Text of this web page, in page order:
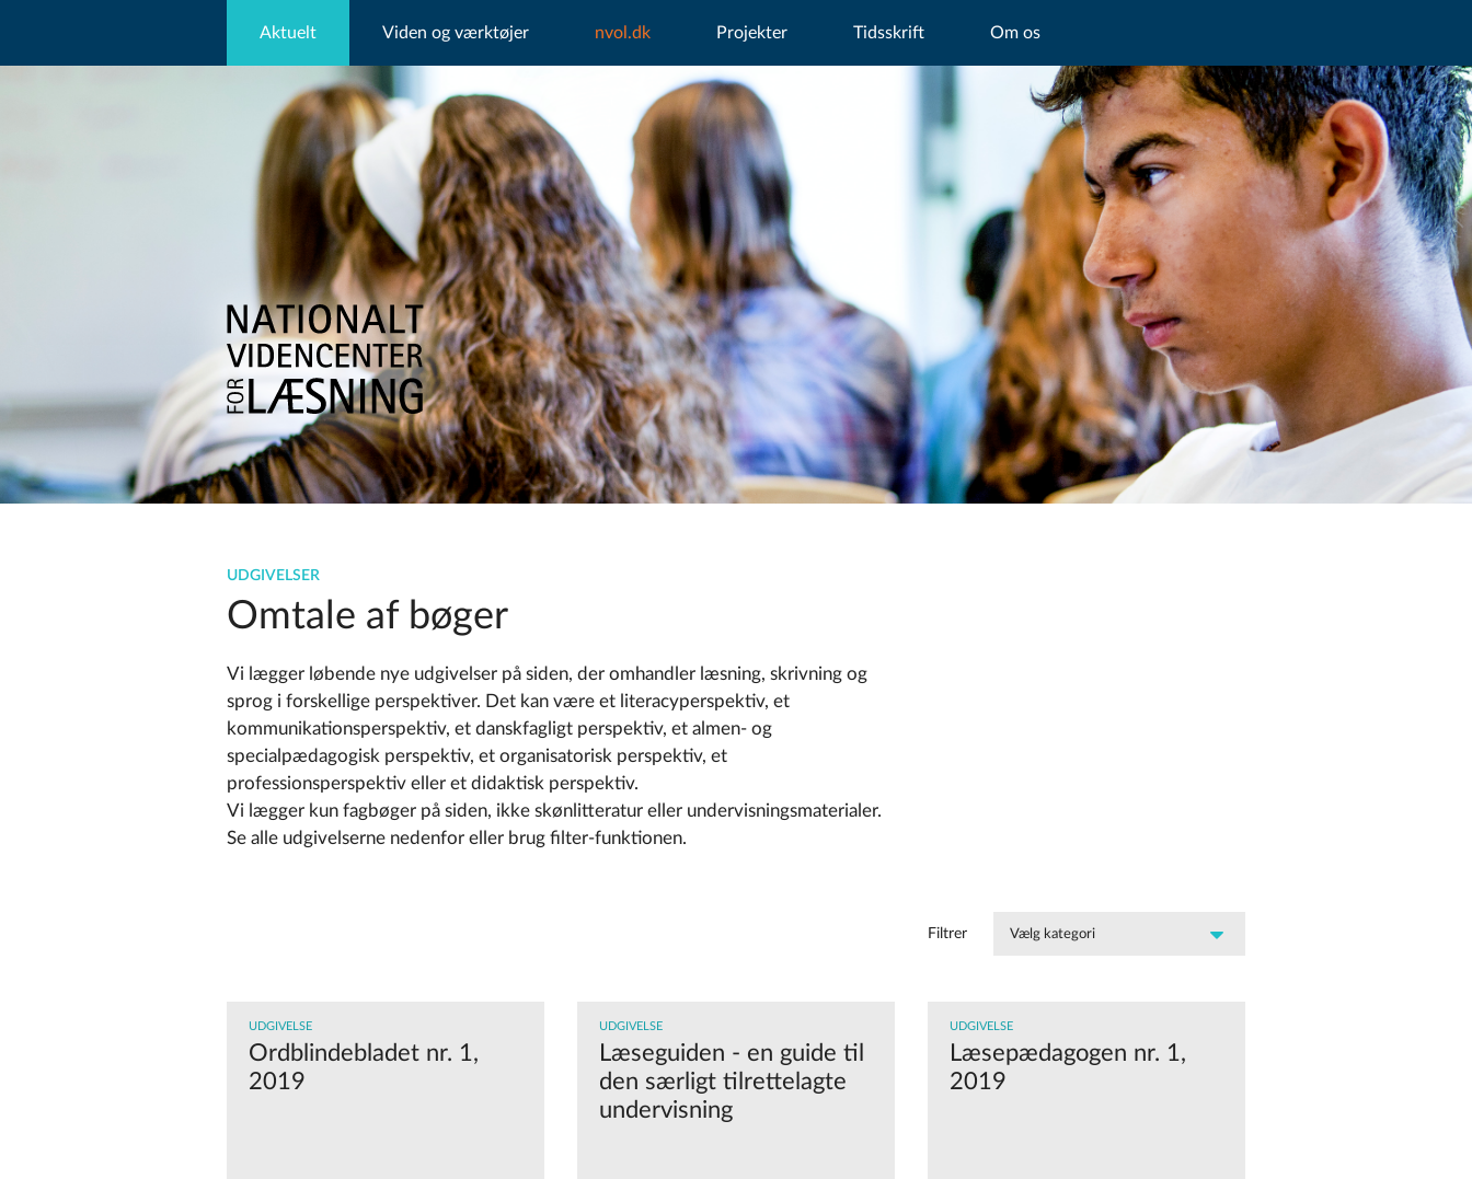
Aktuelt Viden og værktøjer nvol.dk Projekter Tidsskrift Om os
UDGIVELSER
Omtale af bøger
Vi lægger løbende nye udgivelser på siden, der omhandler læsning, skrivning og
sprog i forskellige perspektiver. Det kan være et literacyperspektiv, et
kommunikationsperspektiv, et danskfagligt perspektiv, et almen- og
specialpædagogisk perspektiv, et organisatorisk perspektiv, et
professionsperspektiv eller et didaktisk perspektiv.
Vi lægger kun fagbøger på siden, ikke skønlitteratur eller undervisningsmaterialer.
Se alle udgivelserne nedenfor eller brug filter-funktionen.
Filtrer
UDGIVELSE
Ordblindebladet nr. 1,
2019
UDGIVELSE
Læseguiden - en guide til
den særligt tilrettelagte
undervisning
UDGIVELSE
Læsepædagogen nr. 1,
2019